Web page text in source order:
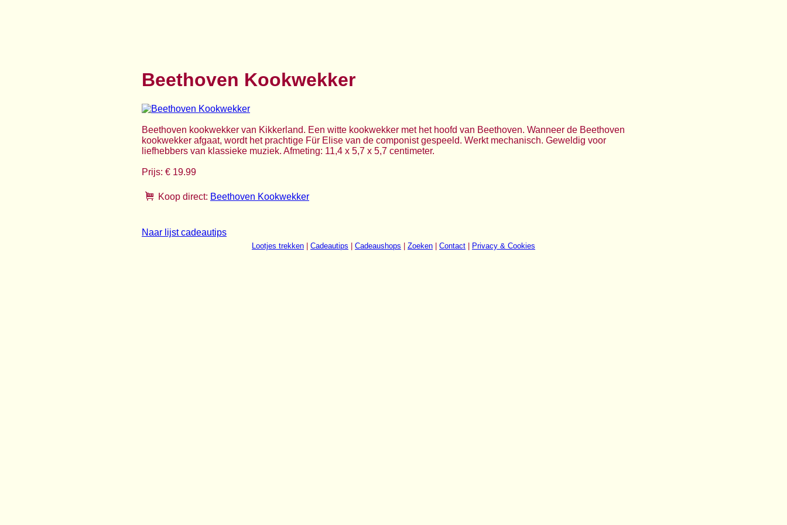
Beethoven Kookwekker
Beethoven kookwekker van Kikkerland. Een witte kookwekker met het hoofd van Beethoven. Wanneer de Beethoven
kookwekker afgaat, wordt het prachtige Für Elise van de componist gespeeld. Werkt mechanisch. Geweldig voor
liefhebbers van klassieke muziek. Afmeting: 11,4 x 5,7 x 5,7 centimeter.
Prijs: € 19.99
Koop direct: Beethoven Kookwekker
Naar lijst cadeautips
Lootjes trekken Cadeautips Cadeaushops Zoeken Contact Privacy & Cookies